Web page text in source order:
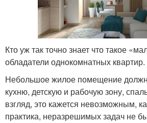
Кто уж так точно знает что такое
обладатели однокомнатных квартир.
Небольшое жилое помещение
кухню, детскую и рабочую зону,
взгляд, это кажется невозможным,
практика, неразрешимых задач не